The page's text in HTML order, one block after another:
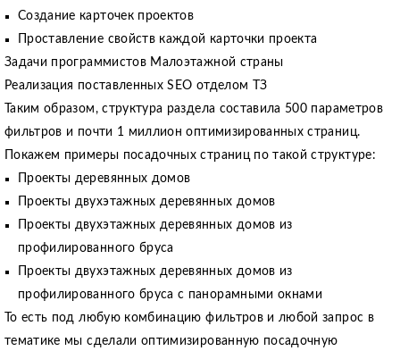
Создание карточек проектов
Проставление свойств каждой карточки проекта
Задачи программистов Малоэтажной страны
Реализация поставленных SEO отделом ТЗ
Таким образом, структура раздела составила 500 параметров
фильтров и почти 1 миллион оптимизированных страниц.
Покажем примеры посадочных страниц по такой структуре:
Проекты деревянных домов
Проекты двухэтажных деревянных домов
Проекты двухэтажных деревянных домов из
профилированного бруса
Проекты двухэтажных деревянных домов из
профилированного бруса с панорамными окнами
То есть под любую комбинацию фильтров и любой запрос в
тематике мы сделали оптимизированную посадочную